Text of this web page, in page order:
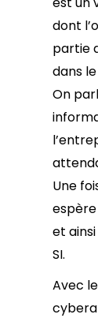
dont
partie
dans
On
Une
et
SI.
Avec